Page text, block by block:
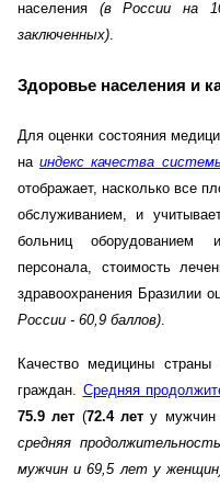
населения (в России на
заключенных).
Здоровье населения и
Для оценки состояния
наиндекс качества
отображает, насколько все
обслуживанием, и
больниц оборудованием
персонала, стоимость
здравоохранения Бразилии
России - 60,9 баллов).
Качество медицины
граждан. Средняя
75.9 лет (72.4 лет у
средняя
мужчин и 69,5 лет у